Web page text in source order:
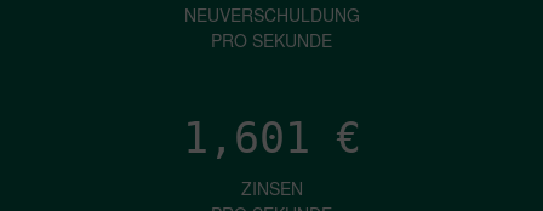
NEUVERSCHULDUNG
PRO SEKUNDE
1,601 €
ZINSEN